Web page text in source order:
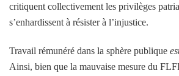
critiquent collectivement les privilèges
s’enhardissent à résister à l’injustice.
Travail rémunéré dans la sphère publique
Ainsi, bien que la mauvaise mesure du